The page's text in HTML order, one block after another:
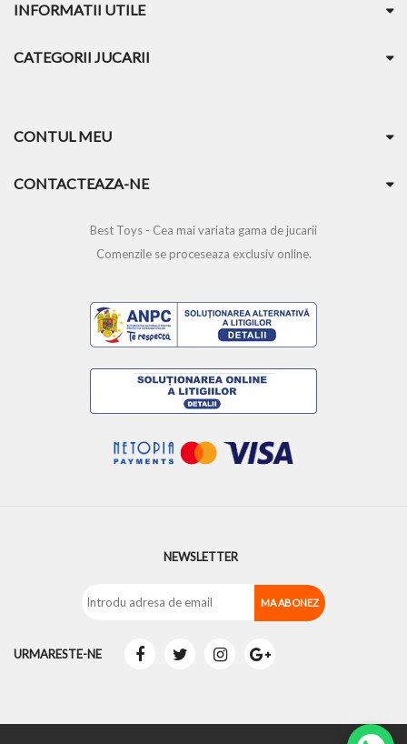
INFORMATII UTILE
CATEGORII JUCARII
CONTUL MEU
CONTACTEAZA-NE
Best Toys - Cea mai variata gama de jucarii
Comenzile se proceseaza exclusiv online.
NEWSLETTER
URMARESTE-NE